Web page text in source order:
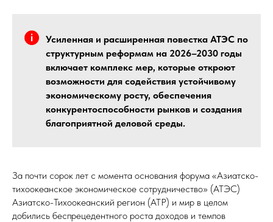
Усиленная и расширенная повестка АТЭС по
структурным реформам на 2026–2030 годы
включает комплекс мер, которые откроют
возможности для содействия устойчивому
экономическому росту, обеспечения
конкурентоспособности рынков и создания
благоприятной деловой среды.
За почти сорок лет с момента основания форума «Азиатско-
тихоокеанское экономическое сотрудничество» (АТЭС)
Азиатско-Тихоокеанский регион (АТР) и мир в целом
добились беспрецедентного роста доходов и темпов